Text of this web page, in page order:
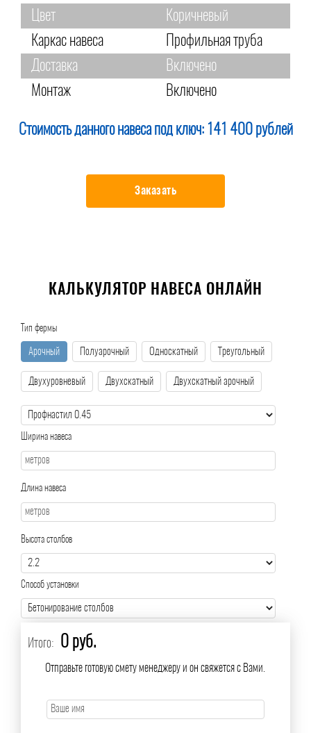
Цвет
Коричневый
Каркас навеса
Профильная труба
Доставка
Включено
Монтаж
Включено
Стоимость данного навеса под ключ: 141 400 рублей
Заказать
КАЛЬКУЛЯТОР НАВЕСА ОНЛАЙН
Тип фермы
Арочный Полуарочный Односкатный Треугольный
Двухуровневый Двухскатный Двухскатный арочный
Ширина навеса
Длина навеса
Высота столбов
Способ установки
Итого: 0 руб.
Отправьте готовую смету менеджеру и он свяжется с Вами.